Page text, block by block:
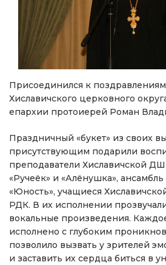
Присоединился к
Хиславичского церковного
епархии протоиерей Роман
Праздничный «букет» из своих
присутствующим подарили
преподаватели Хиславичской
«Ручеёк» и «Алёнушка», ансамбль
«Юность», учащиеся
РДК. В их исполнении
вокальные произведения.
исполнено с глубоким
позволило вызвать у зрителей
и заставить их сердца биться в